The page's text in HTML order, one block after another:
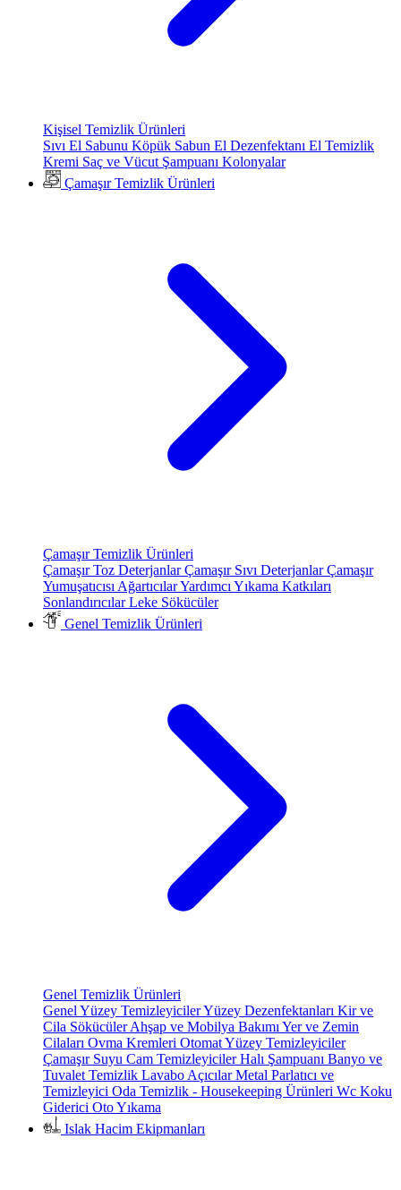
Kişisel Temizlik Ürünleri
Sıvı El Sabunu Köpük Sabun El Dezenfektanı El Temizlik
Kremi Saç ve Vücut Şampuanı Kolonyalar
Çamaşır Temizlik Ürünleri
Çamaşır Temizlik Ürünleri
Çamaşır Toz DeterjanlarÇamaşır Sıvı DeterjanlarÇamaşır
Yumuşatıcısı AğartıcılarYardımcı Yıkama Katkıları
SonlandırıcılarLeke Sökücüler
Genel Temizlik Ürünleri
Genel Temizlik Ürünleri
Genel Yüzey TemizleyicilerYüzey Dezenfektanları Kir ve
Cila SökücülerAhşap ve Mobilya Bakımı Yer ve Zemin
Cilaları Ovma Kremleri Otomat Yüzey Temizleyiciler
Çamaşır Suyu Cam TemizleyicilerHalı Şampuanı Banyo ve
Tuvalet Temizlik Lavabo AçıcılarMetal Parlatıcı ve
Temizleyici Oda Temizlik - Housekeeping Ürünleri Wc Koku
Giderici Oto Yıkama
Islak Hacim Ekipmanları